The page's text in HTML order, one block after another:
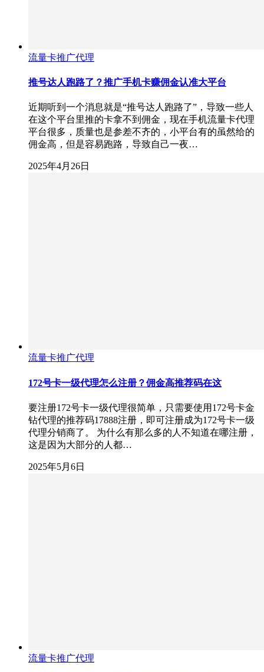
流量卡推广代理
推号达人跑路了？推广手机卡赚佣金认准大平台
近期听到一个消息就是“推号达人跑路了”，导致一些人
在这个平台里推的卡拿不到佣金，现在手机流量卡代理
平台很多，质量也是参差不齐的，小平台有的虽然给的
佣金高，但是容易跑路，导致自己一夜…
2025年4月26日
流量卡推广代理
172号卡一级代理怎么注册？佣金高推荐码在这
要注册172号卡一级代理很简单，只需要使用172号卡金
钻代理的推荐码17888注册，即可注册成为172号卡一级
代理分销商了。 为什么有那么多的人不知道在哪注册，
这是因为大部分的人都…
2025年5月6日
流量卡推广代理